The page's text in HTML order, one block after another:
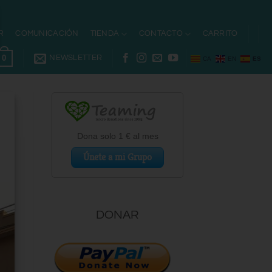
COMUNICACIÓN TIENDA CONTACTO CARRITO
0 NEWSLETTER
DONAR